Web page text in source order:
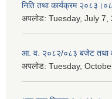
निति तथा कार्यक्रम
अपलोड: Tuesday, July 7,
आ. व. २०८२/०८३ बजेट तथा
अपलोड: Tuesday,